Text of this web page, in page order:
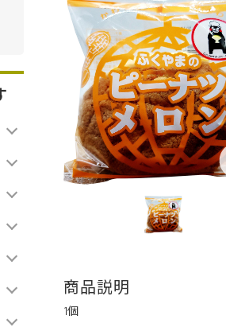
商品説明
1個